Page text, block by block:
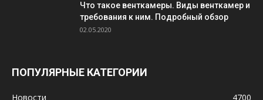
Что такое венткамеры. Виды венткамер и
требования к ним. Подробный обзор
02.05.2020
ПОПУЛЯРНЫЕ КАТЕГОРИИ
Новости
4700